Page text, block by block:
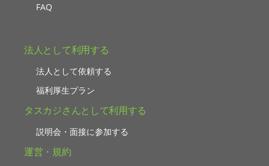
FAQ
法人として利用する
法人として依頼する
福利厚生プラン
タスカジさんとして利用する
説明会・面接に参加する
運営・規約